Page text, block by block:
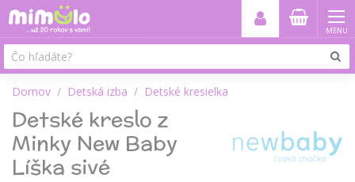
MENU
Domov Detská izba Detské kresielka
Detské kreslo z
Minky New Baby
Líška sivé